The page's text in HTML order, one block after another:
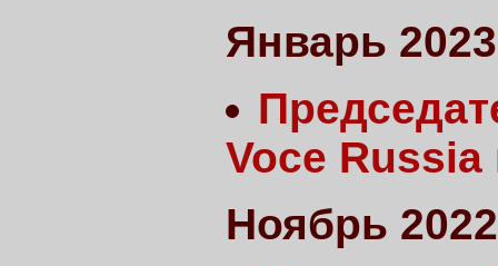
Январь 2023
Voce
Ноябрь 2022